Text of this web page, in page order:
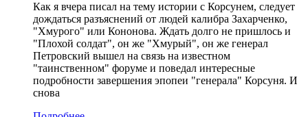
Как я вчера писал на тему истории с Корсунем, следует
дождаться разъяснений от людей калибра Захарченко,
"Хмурого" или Кононова. Ждать долго не пришлось и
"Плохой солдат", он же "Хмурый", он же генерал
Петровский вышел на связь на известном
"таинственном" форуме и поведал интересные
подробности завершения эпопеи "генерала" Корсуня. И
снова